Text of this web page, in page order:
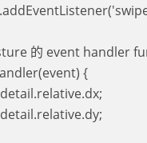
的 event handler
{